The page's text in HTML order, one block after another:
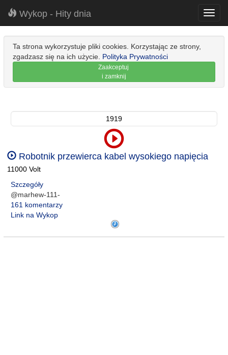
Wykop - Hity dnia
Ta strona wykorzystuje pliki cookies. Korzystając ze strony,
zgadzasz się na ich użycie. Polityka Prywatności
Zaakceptuj
i zamknij
1919
Robotnik przewierca kabel wysokiego napięcia
11000 Volt
Szczegóły
@marhew-111-
161 komentarzy
Link na Wykop